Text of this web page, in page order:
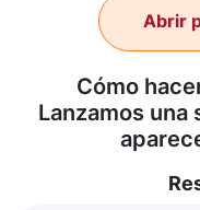
Cómo
Lanzamos una
Abrir